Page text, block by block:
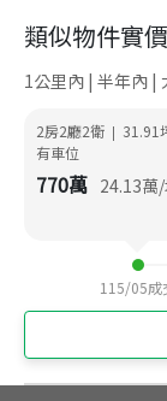
類似物件實
1公里內 | 半年內 |
2房2廳2衛 | 31.91
有車位
770萬 24.13萬
115/05成